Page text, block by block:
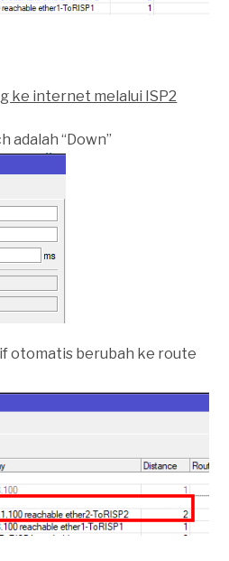
ke internet melalui ISP2
adalah “Down”
otomatis berubah ke route